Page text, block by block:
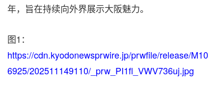
年，旨在持续向外界展示大阪魅力。
图1：
https://cdn.kyodonewsprwire.jp/prwfile/release/M10
6925/202511149110/_prw_PI1fl_VWV736uj.jpg